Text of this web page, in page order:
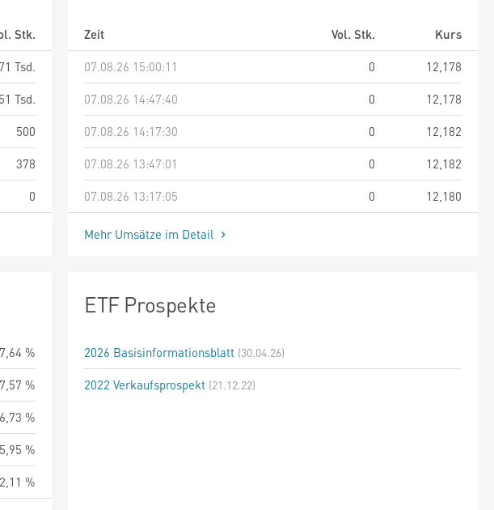
Stk.
Tsd.
Tsd.
500
378
0
Zeit Vol. Stk.
Kurs
07.08.26 15:00:11
0
12,178
07.08.26 14:47:40
0
12,178
07.08.26 14:17:30
0
12,182
07.08.26 13:47:01
0
12,182
07.08.26 13:17:05
0 12,180
Mehr Umsätze im Detail
7,64 %
7,57 %
6,73 %
5,95 %
%
ETF Prospekte
2026 Basisinformationsblatt (30.04.26)
2022 Verkaufsprospekt (21.12.22)